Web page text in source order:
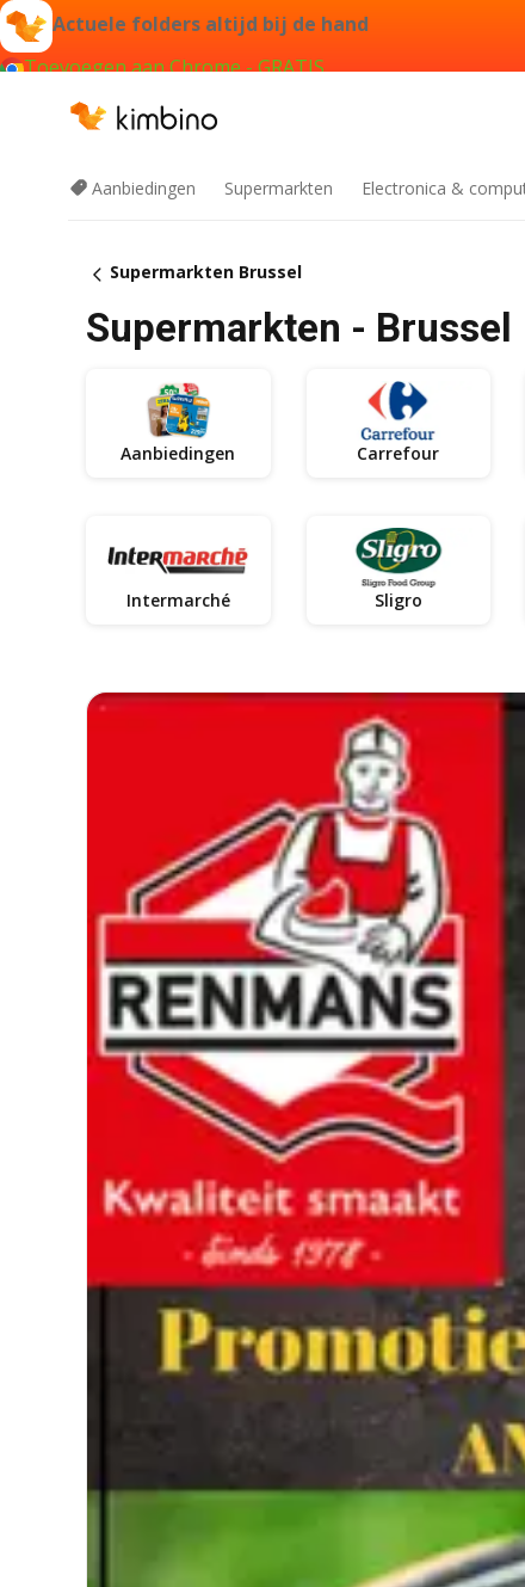
Actuele folders altijd bij de hand
Toevoegen aan Chrome - GRATIS
Aanbiedingen Supermarkten Electronica &
Supermarkten Brussel
Supermarkten - Brussel
Aanbiedingen Carrefour
Intermarché Sligro